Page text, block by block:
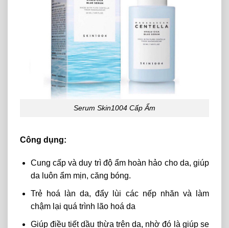
Serum Skin1004 Cấp Ẩm
Công dụng:
Cung cấp và duy trì độ ẩm hoàn hảo cho da, giúp
da luôn ẩm mịn, căng bóng.
Trẻ hoá làn da, đẩy lùi các nếp nhăn và làm
chậm lại quá trình lão hoá da
Giúp điều tiết dầu thừa trên da, nhờ đó là giúp se